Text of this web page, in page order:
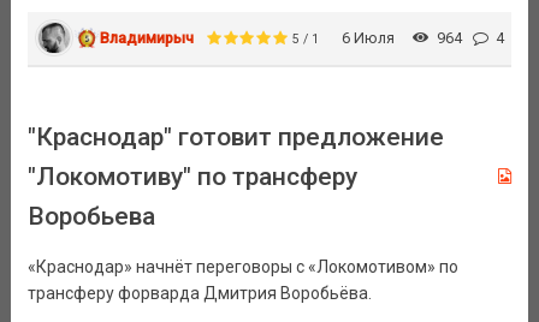
Владимирыч 5 / 1 6 Июля 964 4
"Краснодар" готовит предложение
"Локомотиву" по трансферу
Воробьева
«Краснодар» начнёт переговоры с «Локомотивом» по
трансферу форварда Дмитрия Воробьёва.